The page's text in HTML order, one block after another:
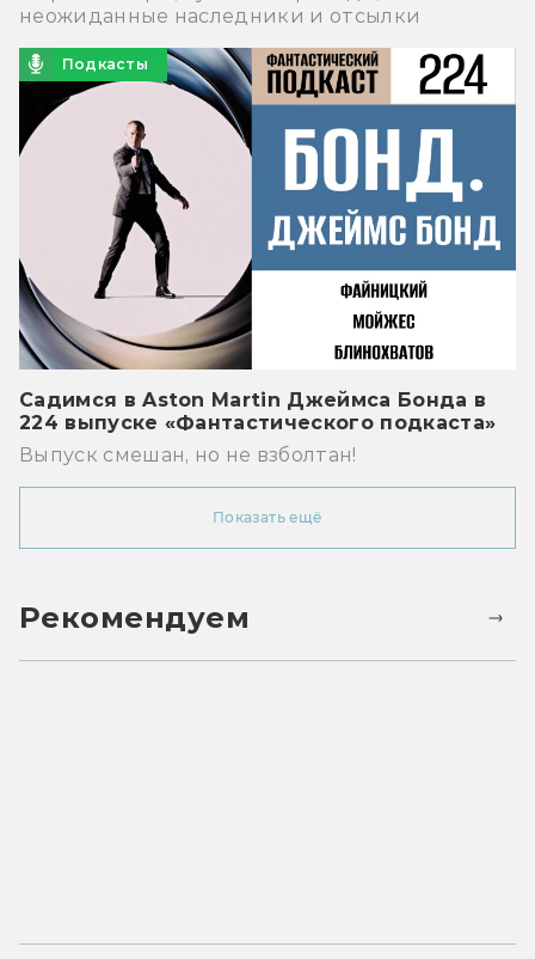
неожиданные наследники и отсылки
Подкасты
Садимся в Aston Martin Джеймса Бонда в
224 выпуске «Фантастического подкаста»
Выпуск смешан, но не взболтан!
Показать ещё
Рекомендуем